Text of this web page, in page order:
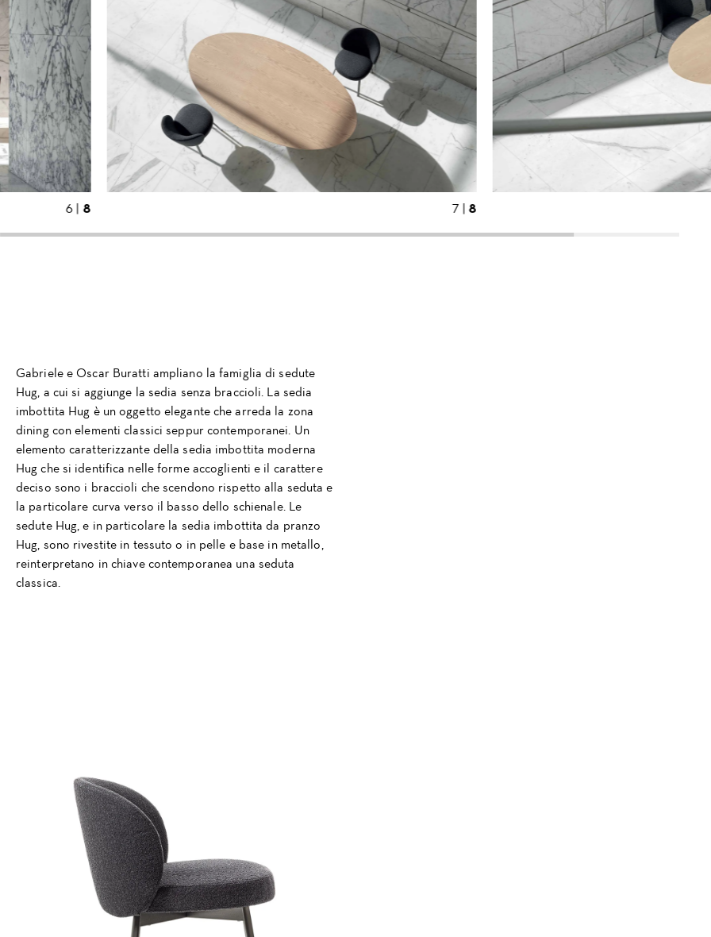
Gabriele e Oscar Buratti ampliano la famiglia di sedute
Hug, a cui si aggiunge la sedia senza braccioli. La sedia
imbottita Hug è un oggetto elegante che arreda la zona
dining con elementi classici seppur contemporanei. Un
elemento caratterizzante della sedia imbottita moderna
Hug che si identifica nelle forme accoglienti e il carattere
deciso sono i braccioli che scendono rispetto alla seduta e
la particolare curva verso il basso dello schienale. Le
sedute Hug, e in particolare la sedia imbottita da pranzo
Hug, sono rivestite in tessuto o in pelle e base in metallo,
reinterpretano in chiave contemporanea una seduta
classica.